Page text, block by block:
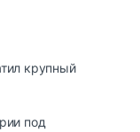
крупный
под